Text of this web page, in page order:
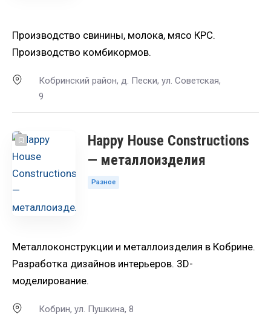
Производство свинины, молока, мясо КРС.
Производство комбикормов.
Кобринский район, д. Пески, ул. Советская,
9
Happy House Constructions
— металлоизделия
Разное
Металлоконструкции и металлоизделия в Кобрине.
Разработка дизайнов интерьеров. 3D-
моделирование.
Кобрин, ул. Пушкина, 8